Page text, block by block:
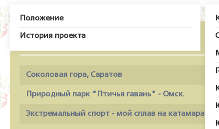
Положение
История проекта
Соколовая гора, Саратов
Природный парк "Птичья гавань" - Омск.
Экстремальный спорт - мой сплав на катамаране